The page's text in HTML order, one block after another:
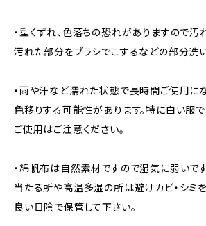
・型くずれ、色落ちの恐れがありますので
汚れた部分をブラシでこするなどの部分洗
・雨や汗など濡れた状態で長時間ご使用に
色移りする可能性があります。特に白い服
ご使用はご注意ください。
・綿帆布は自然素材ですので湿気に弱いで
当たる所や高温多湿の所は避けカビ・シミ
良い日陰で保管して下さい。